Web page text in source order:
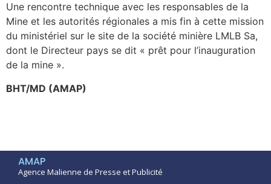
Une rencontre technique avec les responsables de la
Mine et les autorités régionales a mis fin à cette mission
du ministériel sur le site de la société minière LMLB Sa,
dont le Directeur pays se dit « prêt pour l’inauguration
de la mine ».
BHT/MD (AMAP)
AMAP
Agence Malienne de Presse et Publicité